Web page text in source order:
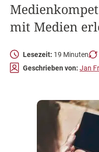
mit Medien
Lesezeit: 19 Minuten
Geschrieben von: Jan